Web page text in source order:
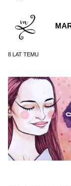
8 LAT TEMU